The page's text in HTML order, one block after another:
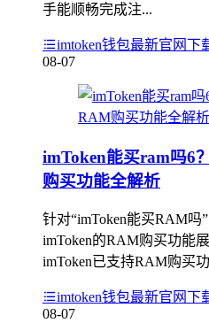
手能顺畅完成注...
imtoken钱包最新官网下
08-07
imToken能买ram吗6
购买功能全解析
针对“imToken能买RAM吗
imToken的RAM购买功能
imToken已支持RAM购买
imtoken钱包最新官网下
08-07